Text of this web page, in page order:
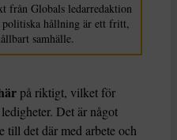
från Globals ledarredaktion
politiska hållning är ett fritt,
samhälle.
på riktigt, vilket för
Det är något
till det där med arbete och